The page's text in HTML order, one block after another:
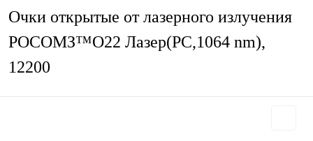
Очки открытые от лазерного излучения
РОСОМЗ™О22 Лазер(РС,1064 nm),
12200